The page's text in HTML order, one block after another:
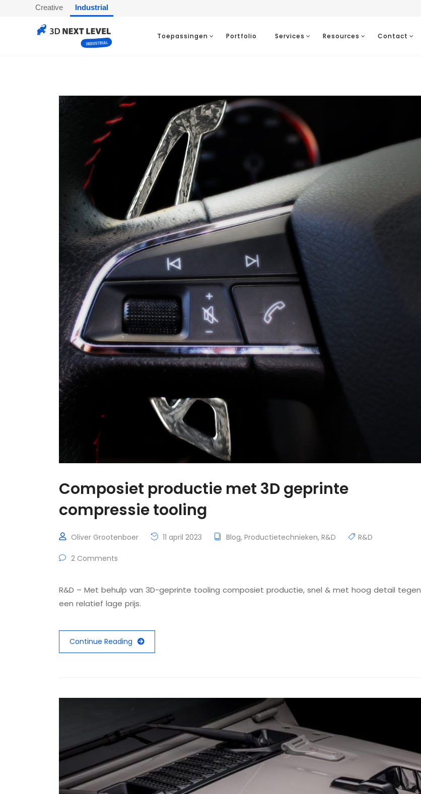
Creative Industrial
Toepassingen Portfolio Services Resources Contact
Composiet productie met 3D geprinte
compressie tooling
Oliver Grootenboer 11 april 2023 Blog, Productietechnieken, R&D R&D
2 Comments
R&D – Met behulp van 3D-geprinte tooling composiet productie, snel & met hoog detail tegen
een relatief lage prijs.
Continue Reading